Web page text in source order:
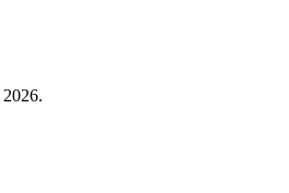
2026.